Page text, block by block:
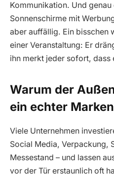
Kommunikation. Und
Sonnenschirme mit
aber auffällig. Ein bisschen
einer Veranstaltung: Er
ihn merkt jeder sofort, dass
Warum der
ein echter
Viele Unternehmen
Social Media, Verpackung,
Messestand – und lassen
vor der Tür erstaunlich oft